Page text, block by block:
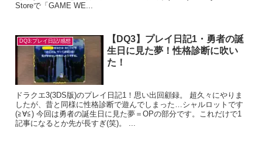
Storeで「GAME WE...
DQ3:プレイ日記/感想
【DQ3】プレイ日記1・勇者の誕
生日に見た夢！性格診断に吹い
た！
ドラクエ3(3DS版)のプレイ日記1！思い出回顧録。 超久々にやりま
したが、昔と同様に性格診断で遊んでしまった…シャルロットです
(≧∀≦) 今回は勇者の誕生日に見た夢＝OPの部分です。これだけで1
記事になるとか先が長すぎ(笑)。 ...